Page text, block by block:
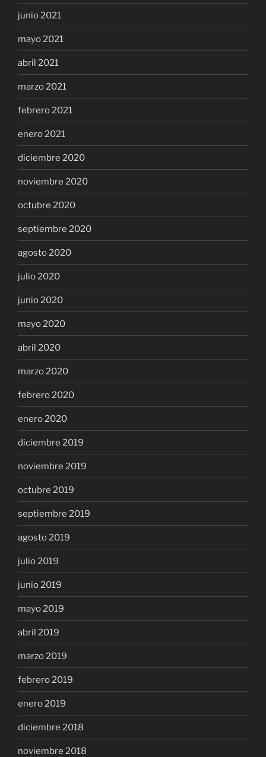
junio 2021
mayo 2021
abril 2021
marzo 2021
febrero 2021
enero 2021
diciembre 2020
noviembre 2020
octubre 2020
septiembre 2020
agosto 2020
julio 2020
junio 2020
mayo 2020
abril 2020
marzo 2020
febrero 2020
enero 2020
diciembre 2019
noviembre 2019
octubre 2019
septiembre 2019
agosto 2019
julio 2019
junio 2019
mayo 2019
abril 2019
marzo 2019
febrero 2019
enero 2019
diciembre 2018
noviembre 2018